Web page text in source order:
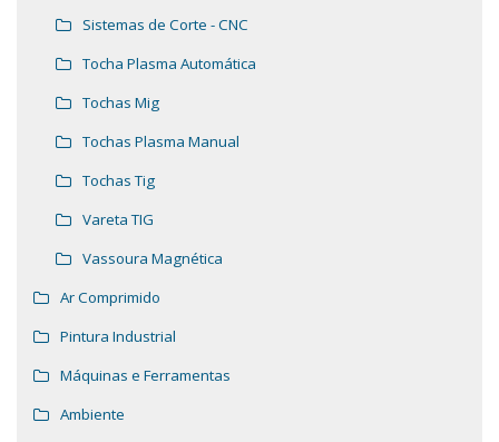
Sistemas de Corte - CNC
Tocha Plasma Automática
Tochas Mig
Tochas Plasma Manual
Tochas Tig
Vareta TIG
Vassoura Magnética
Ar Comprimido
Pintura Industrial
Máquinas e Ferramentas
Ambiente